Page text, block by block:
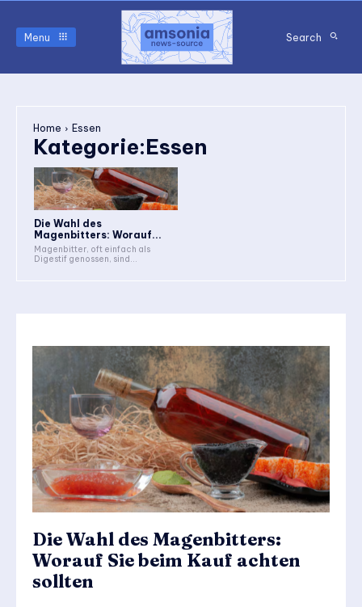
Menu Search
Home Essen
Kategorie:Essen
Die Wahl des
Magenbitters: Worauf...
Magenbitter, oft einfach als
Digestif genossen, sind...
Die Wahl des Magenbitters:
Worauf Sie beim Kauf achten
sollten